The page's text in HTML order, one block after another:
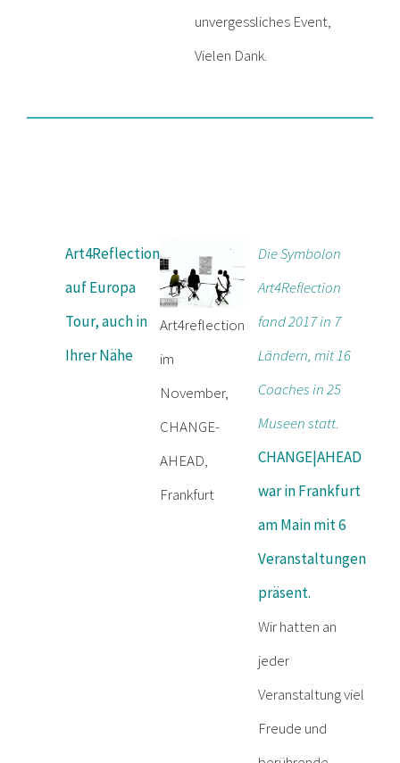
unvergessliches Event,
Vielen Dank.
Art4Reflection
auf Europa
Tour, auch in
Ihrer Nähe
Art4reflection
im
November,
CHANGE-
AHEAD,
Frankfurt
Die Symbolon
Art4Reflection
fand 2017 in 7
Ländern, mit 16
Coaches in 25
Museen statt.
CHANGE|AHEAD
warin Frankfurt
am Main mit 6
Veranstaltungen
präsent.
Wir hatten an
jeder
Veranstaltung viel
Freude und